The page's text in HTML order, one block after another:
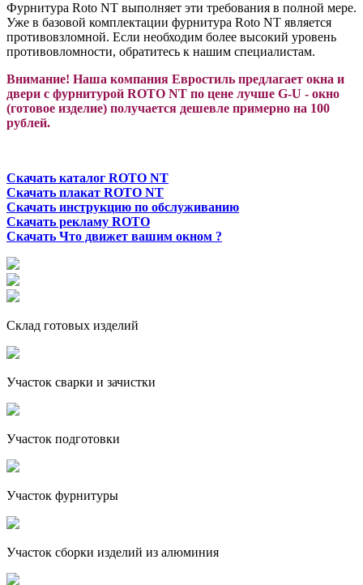
Фурнитура Roto NT выполняет эти требования в полной мере.
Уже в базовой комплектации фурнитура Roto NT является
противовзломной. Если необходим более высокий уровень
противовломности, обратитесь к нашим специалистам.
Внимание! Наша компания Евростиль предлагает окна и
двери с фурнитурой ROTO NT по цене лучше G-U - окно
(готовое изделие) получается дешевле примерно на 100
рублей.
Скачать каталог ROTO NT
Скачать плакат ROTO NT
Скачать инструкцию по обслуживанию
Скачать рекламу ROTO
Скачать Что движет вашим окном ?
Склад готовых изделий
Участок сварки и зачистки
Участок подготовки
Участок фурнитуры
Участок сборки изделий из алюминия